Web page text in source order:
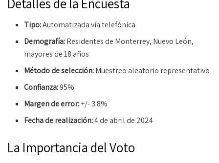
Tipo:Automatizada vía telefónica
Demografía:Residentes de Monterrey, Nuevo León,
mayores de 18 años
Método de selección:Muestreo aleatorio representativo
Confianza:95%
Margen de error:+/- 3.8%
Fecha de realización:4 de abril de 2024
La Importancia del Voto